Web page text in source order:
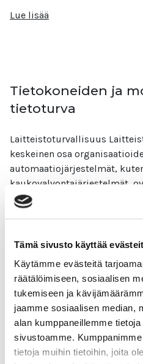
Tämä sivusto käyttää
Käytämme evästeitä
räätälöimiseen, sosiaalisen
tukemiseen ja
jaamme sosiaalisen median,
alan kumppaneillemme
sivustoamme.
tietoja muihin tietoihin, joita
Lue lisää
Tietokoneiden ja
tietoturva
Laitteistoturvallisuus
keskeinen osa
automaatiojärjestelmät,
kaukovalvontajärjestelmät,
Laitteistoturvallisuus kattaa
käyttöjärjestelmien
jatkuvasti kehittyvä aihe.
Lue lisää
Sähköpostin